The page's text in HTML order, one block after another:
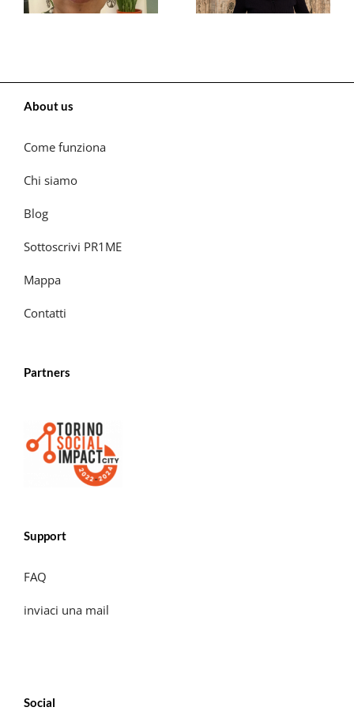
About us
Come funziona
Chi siamo
Blog
Sottoscrivi PR1ME
Mappa
Contatti
Partners
Support
FAQ
inviaci una mail
Social